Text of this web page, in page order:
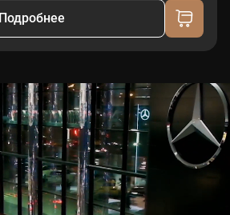
Подробнее